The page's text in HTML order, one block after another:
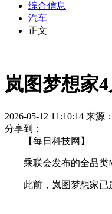
综合信息
汽车
正文
岚图梦想家
2026-05-12 11:10:14 来源
分享到：
【每日科技网】
乘联会发布的全品类
此前，岚图梦想家已连